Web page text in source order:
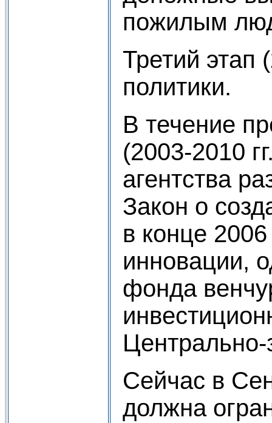
пожилым
Третий этап
политики.
В течение
(2003-2010
агентства
Закон о
в конце
инновации,
фонда
Сейчас в
должна